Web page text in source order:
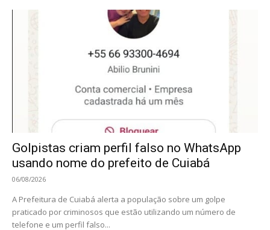
Golpistas criam perfil falso no WhatsApp
usando nome do prefeito de Cuiabá
06/08/2026
A Prefeitura de Cuiabá alerta a população sobre um golpe
praticado por criminosos que estão utilizando um número de
telefone e um perfil falso...